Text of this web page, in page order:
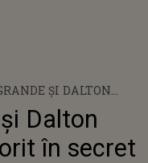
ȘI DALTON
AU CĂSĂTORIT ÎN
Dalton
în secret